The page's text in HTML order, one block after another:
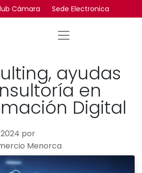
Cámara Sede Electronica
ayudas
en
Digital
por
Menorca